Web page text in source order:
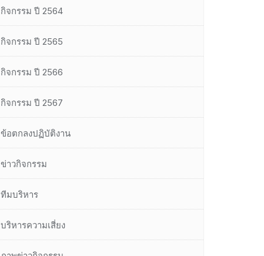
กิจกรรม ปี 2564
กิจกรรม ปี 2565
กิจกรรม ปี 2566
กิจกรรม ปี 2567
ข้อตกลงปฏิบัติงาน
ข่าวกิจกรรม
ทีมบริหาร
บริหารความเสี่ยง